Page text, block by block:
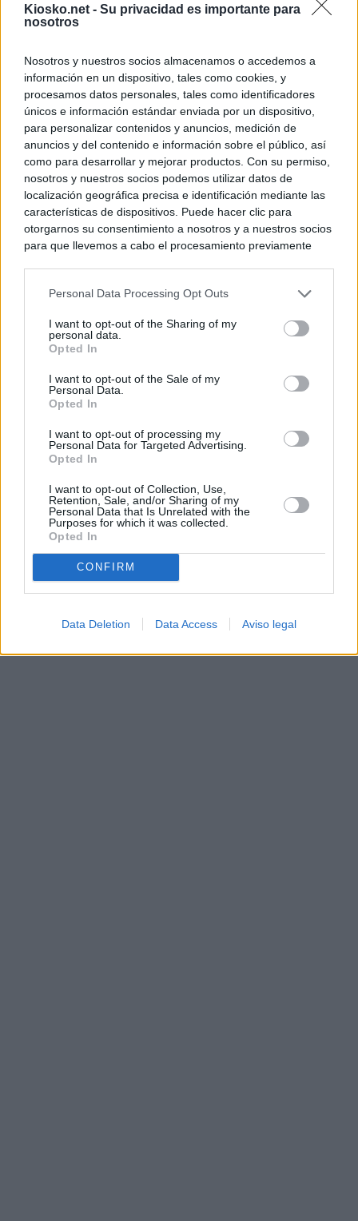
Kiosko.net - Su privacidad es importante para
nosotros
Nosotros y nuestros socios almacenamos o accedemos a
información en un dispositivo, tales como cookies, y
procesamos datos personales, tales como identificadores
únicos e información estándar enviada por un dispositivo,
para personalizar contenidos y anuncios, medición de
anuncios y del contenido e información sobre el público, así
como para desarrollar y mejorar productos. Con su permiso,
nosotros y nuestros socios podemos utilizar datos de
localización geográfica precisa e identificación mediante las
características de dispositivos. Puede hacer clic para
otorgarnos su consentimiento a nosotros y a nuestros socios
para que llevemos a cabo el procesamiento previamente
negar su consentimiento. Tenga en cuenta que algún
de su consentimiento, pero usted tiene el derecho de
rechazar tal procesamiento. Sus preferencias se aplicarán
cualquier momento entrando de nuevo en este sitio web o
visitando nuestra política de privacidad.
Personal Data Processing Opt Outs
I want to opt-out of the Sharing of my
personal data.
Opted In
I want to opt-out of the Sale of my
Personal Data.
Opted In
I want to opt-out of processing my
Personal Data for Targeted Advertising.
Opted In
I want to opt-out of Collection, Use,
Retention, Sale, and/or Sharing of my
Personal Data that Is Unrelated with the
Purposes for which it was collected.
Opted In
CONFIRM
Data Deletion Data Access Aviso legal